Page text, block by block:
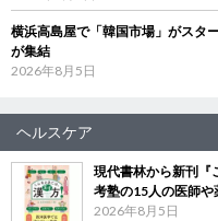
横浜高島屋で「韓国市場」がス
が集結
2026年8月5日
ヘルスケア
現代書林から新刊
考塾の15人の医師や
2026年8月5日